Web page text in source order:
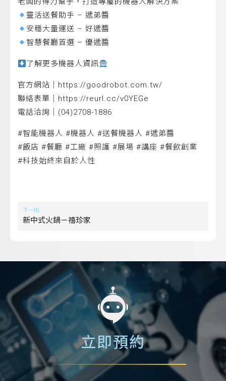
靈活送餐助手 – 遞弟醬
安穩大量運送 – 好遞醬
智慧餐廳首選 – 優遞醬
了解更多機器人資訊
官方網站｜https://goodrobot.com.tw/
聯絡表單｜https://reurl.cc/v0YEGe
電話洽詢｜(04)2708-1886
#智能機器人 #機器人 #送餐機器人 #遞弟醬
#飯店 #餐廳 #工廠 #照護 #展場 #講座 #餐飲創業
#科技始終來自於人性
下一則
新中式火鍋－禧珍家
立即預約